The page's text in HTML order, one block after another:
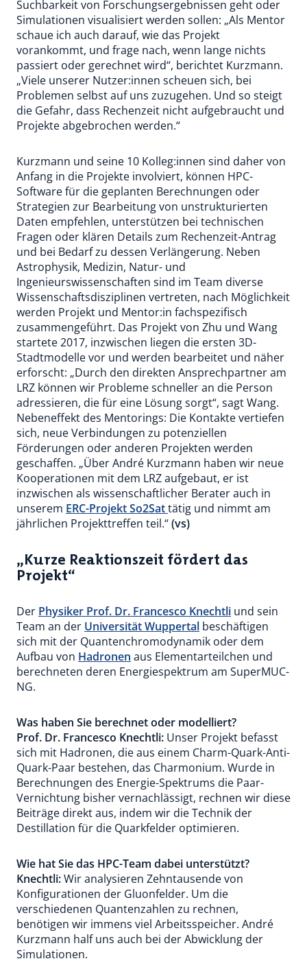
Suchbarkeit von Forschungsergebnissen geht oder
Simulationen visualisiert werden sollen: „Als Mentor
schaue ich auch darauf, wie das Projekt
vorankommt, und frage nach, wenn lange nichts
passiert oder gerechnet wird“, berichtet Kurzmann.
„Viele unserer Nutzer:innen scheuen sich, bei
Problemen selbst auf uns zuzugehen. Und so steigt
die Gefahr, dass Rechenzeit nicht aufgebraucht und
Projekte abgebrochen werden.“
Kurzmann und seine 10 Kolleg:innen sind daher von
Anfang in die Projekte involviert, können HPC-
Software für die geplanten Berechnungen oder
Strategien zur Bearbeitung von unstrukturierten
Daten empfehlen, unterstützen bei technischen
Fragen oder klären Details zum Rechenzeit-Antrag
und bei Bedarf zu dessen Verlängerung. Neben
Astrophysik, Medizin, Natur- und
Ingenieurswissenschaften sind im Team diverse
Wissenschaftsdisziplinen vertreten, nach Möglichkeit
werden Projekt und Mentor:in fachspezifisch
zusammengeführt. Das Projekt von Zhu und Wang
startete 2017, inzwischen liegen die ersten 3D-
Stadtmodelle vor und werden bearbeitet und näher
erforscht: „Durch den direkten Ansprechpartner am
LRZ können wir Probleme schneller an die Person
adressieren, die für eine Lösung sorgt“, sagt Wang.
Nebeneffekt des Mentorings: Die Kontakte vertiefen
sich, neue Verbindungen zu potenziellen
Förderungen oder anderen Projekten werden
geschaffen. „Über André Kurzmann haben wir neue
Kooperationen mit dem LRZ aufgebaut, er ist
inzwischen als wissenschaftlicher Berater auch in
unserem ERC-Projekt So2Sattätig und nimmt am
jährlichen Projekttreffen teil.“(vs)
„Kurze Reaktionszeit fördert das
Projekt“
Der Physiker Prof. Dr. Francesco Knechtli und sein
Team an der Universität Wuppertal beschäftigen
sich mit der Quantenchromodynamik oder dem
Aufbau von Hadronen aus Elementarteilchen und
berechneten deren Energiespektrum am SuperMUC-
NG.
Was haben Sie berechnet oder modelliert?
Prof. Dr. Francesco Knechtli: Unser Projekt befasst
sich mit Hadronen, die aus einem Charm-Quark-Anti-
Quark-Paar bestehen, das Charmonium. Wurde in
Berechnungen des Energie-Spektrums die Paar-
Vernichtung bisher vernachlässigt, rechnen wir diese
Beiträge direkt aus, indem wir die Technik der
Destillation für die Quarkfelder optimieren.
Wie hat Sie das HPC-Team dabei unterstützt?
Knechtli:Wir analysieren Zehntausende von
Konfigurationen der Gluonfelder. Um die
verschiedenen Quantenzahlen zu rechnen,
benötigen wir immens viel Arbeitsspeicher. André
Kurzmann half uns auch bei der Abwicklung der
Simulationen.